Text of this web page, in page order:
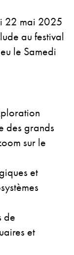
22 mai 2025
au festival
le Samedi
des grands
sur le
et
de
et